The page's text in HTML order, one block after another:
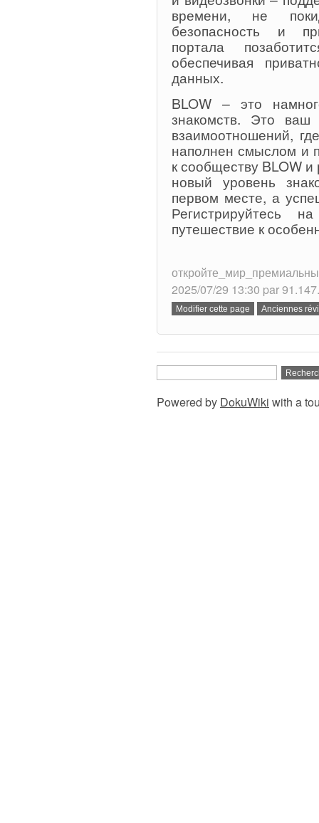
времени, не
безопасность и
портала
обеспечивая
данных.
BLOW – это
знакомств. Это
взаимоотношений,
наполнен смыслом и
к сообществу BLOW
новый уровень
первом месте, а
Регистрируйтесь
путешествие к
2025/07/29 13:30 par
Powered by DokuWiki with a